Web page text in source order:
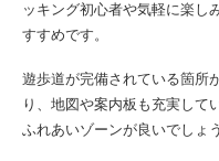
ッキング初心者や気軽に楽し
すすめです。
遊歩道が完備されている箇所
り、地図や案内板も充実して
ふれあいゾーンが良いでしょう